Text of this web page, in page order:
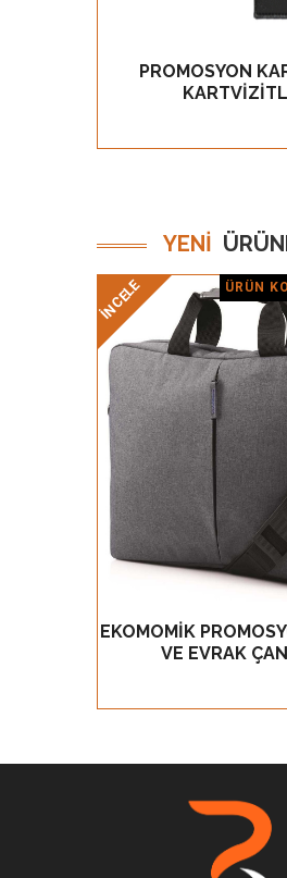
GÖZ AT
PROMOSYON
YENİ
İNCELE ÜRÜN
GÖZ AT
Ürün
EKOMOMİK
VE EVRAK